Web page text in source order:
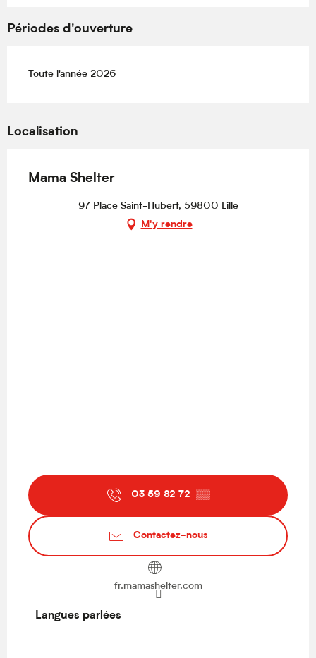
Périodes d'ouverture
Toute l'année 2026
Localisation
Mama Shelter
97 Place Saint-Hubert, 59800 Lille
M'y rendre
03 59 82 72 ▒▒
Contactez-nous
fr.mamashelter.com
Langues parlées
Langues parlées